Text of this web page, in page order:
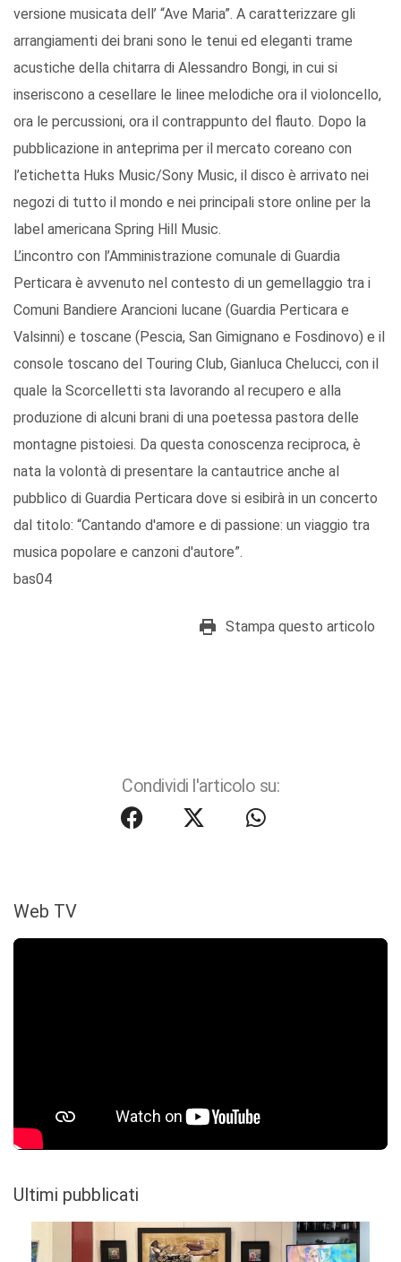
versione musicata dell’ “Ave Maria”. A caratterizzare gli
arrangiamenti dei brani sono le tenui ed eleganti trame
acustiche della chitarra di Alessandro Bongi, in cui si
inseriscono a cesellare le linee melodiche ora il violoncello,
ora le percussioni, ora il contrappunto del flauto. Dopo la
pubblicazione in anteprima per il mercato coreano con
l’etichetta Huks Music/Sony Music, il disco è arrivato nei
negozi di tutto il mondo e nei principali store online per la
label americana Spring Hill Music.
L’incontro con l’Amministrazione comunale di Guardia
Perticara è avvenuto nel contesto di un gemellaggio tra i
Comuni Bandiere Arancioni lucane (Guardia Perticara e
Valsinni) e toscane (Pescia, San Gimignano e Fosdinovo) e il
console toscano del Touring Club, Gianluca Chelucci, con il
quale la Scorcelletti sta lavorando al recupero e alla
produzione di alcuni brani di una poetessa pastora delle
montagne pistoiesi. Da questa conoscenza reciproca, è
nata la volontà di presentare la cantautrice anche al
pubblico di Guardia Perticara dove si esibirà in un concerto
dal titolo: “Cantando d'amore e di passione: un viaggio tra
musica popolare e canzoni d'autore”.
bas04
Stampa questo articolo
Condividi l'articolo su:
Web TV
Ultimi pubblicati